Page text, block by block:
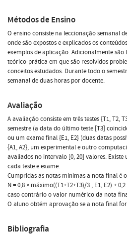
Métodos de Ensino
O ensino consiste na leccionação semanal
onde são expostos e explicados os
exemplos de aplicação. Adicionalmente
teórico-prática em que são resolvidos
conceitos estudados. Durante todo o
semanal de duas horas por docente.
Avaliação
A avaliação consiste em três testes {T1, T2,
semestre (a data do último teste [T3]
ou um exame final {E1, E2} (duas datas
{A1, A2}, um experimental e outro
avaliados no intervalo [0, 20] valores.
cada teste e exame.
Cumpridas as notas mínimas a nota final é
N = 0,8 × máximo((T1+T2+T3)/3 , E1, E2) +
caso contrário o valor numérico da nota
O aluno obtém aprovação se a nota final
Bibliografia